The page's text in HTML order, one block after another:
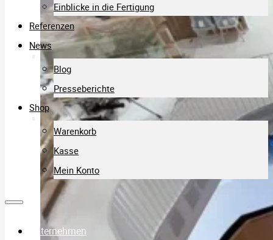
Einblicke in die Fertigung
Referenzen
News
Blog
Presseberichte
Shop
Warenkorb
Kasse
Mein Konto
Unternehmen